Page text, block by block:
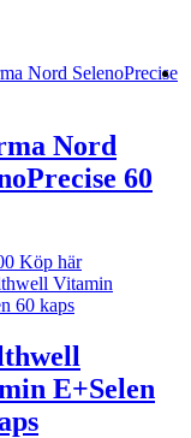
Nord
60
Köp här
E+Selen